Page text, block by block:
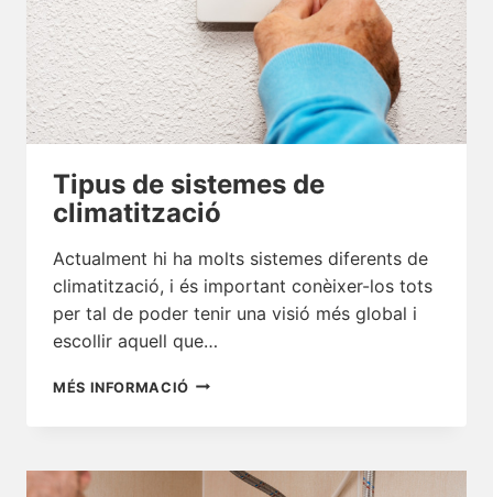
Tipus de sistemes de
climatització
Actualment hi ha molts sistemes diferents de
climatització, i és important conèixer-los tots
per tal de poder tenir una visió més global i
escollir aquell que…
MÉS INFORMACIÓ TIPUS
CLIMATITZACIÓ